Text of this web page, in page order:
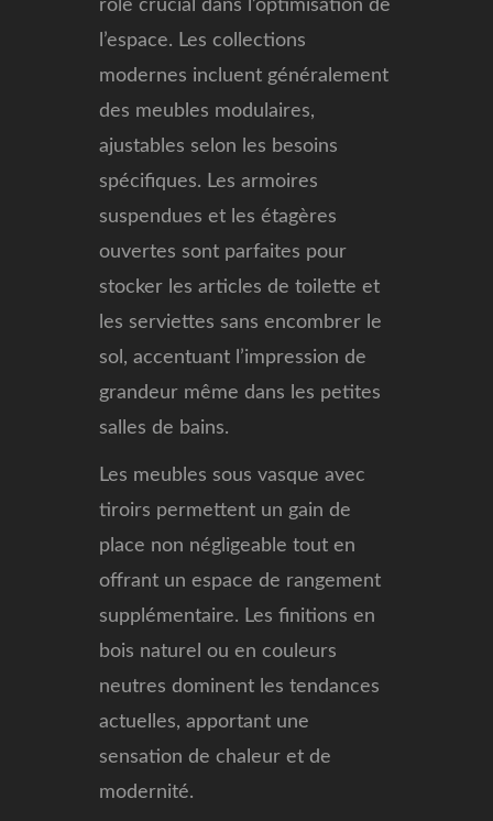
rôle crucial dans l’optimisation de
l’espace. Les collections
modernes incluent généralement
des meubles modulaires,
ajustables selon les besoins
spécifiques. Les armoires
suspendues et les étagères
ouvertes sont parfaites pour
stocker les articles de toilette et
les serviettes sans encombrer le
sol, accentuant l’impression de
grandeur même dans les petites
salles de bains.
Les meubles sous vasque avec
tiroirs permettent un gain de
place non négligeable tout en
offrant un espace de rangement
supplémentaire. Les finitions en
bois naturel ou en couleurs
neutres dominent les tendances
actuelles, apportant une
sensation de chaleur et de
modernité.